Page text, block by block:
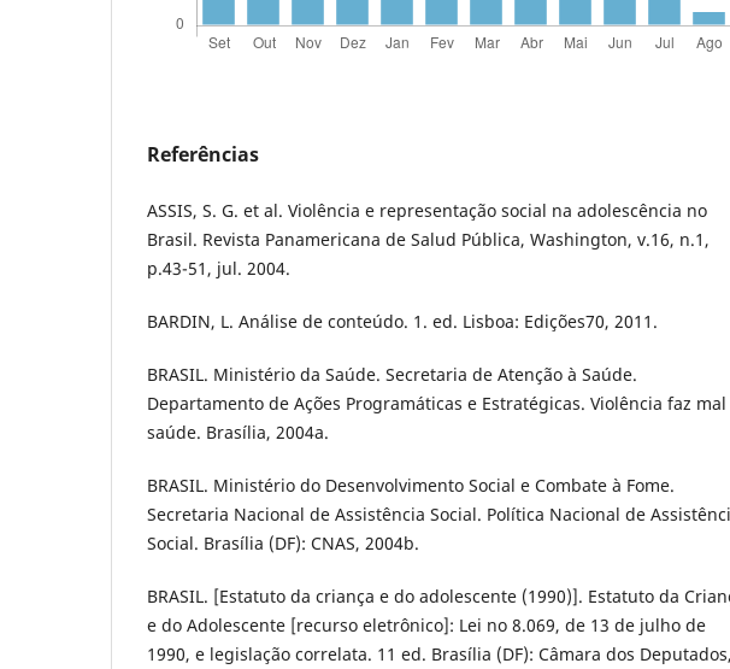
Referências
ASSIS, S. G. et al. Violência e representação social na adolescência no
Brasil. Revista Panamericana de Salud Pública, Washington, v.16, n.1,
p.43-51, jul. 2004.
BARDIN, L. Análise de conteúdo. 1. ed. Lisboa: Edições70, 2011.
BRASIL. Ministério da Saúde. Secretaria de Atenção à Saúde.
Departamento de Ações Programáticas e Estratégicas. Violência faz mal
saúde. Brasília, 2004a.
BRASIL. Ministério do Desenvolvimento Social e Combate à Fome.
Secretaria Nacional de Assistência Social. Política Nacional de
Social. Brasília (DF): CNAS, 2004b.
BRASIL. [Estatuto da criança e do adolescente (1990)]. Estatuto da
e do Adolescente [recurso eletrônico]: Lei no 8.069, de 13 de julho de
1990, e legislação correlata. 11 ed. Brasília (DF): Câmara dos Deputados,